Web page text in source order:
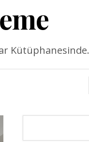
Kütüphanesinde.